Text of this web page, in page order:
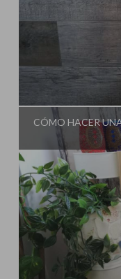
CÓMO HACER